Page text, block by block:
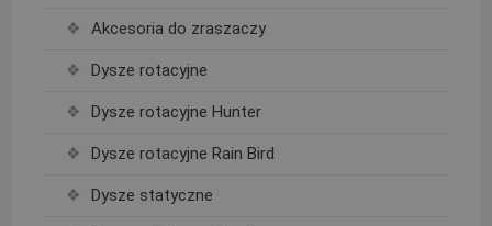
Akcesoria do zraszaczy
Dysze rotacyjne
Dysze rotacyjne Hunter
Dysze rotacyjne Rain Bird
Dysze statyczne